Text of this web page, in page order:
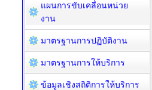
แผนการขับเคลื่อนหน่วย
งาน
มาตรฐานการปฏิบัติงาน
มาตรฐานการให้บริการ
ข้อมูลเชิงสถิติการให้บริการ